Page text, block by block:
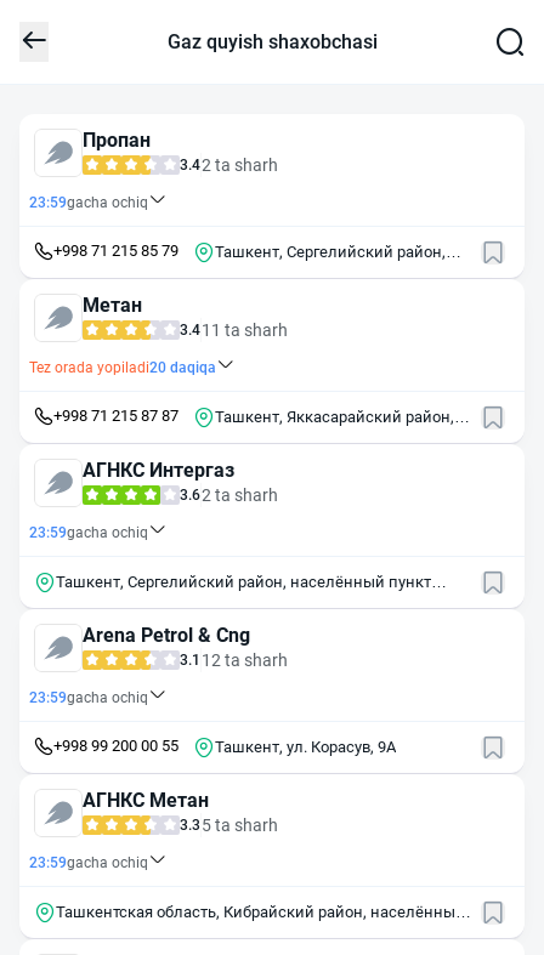
Gaz quyish shaxobchasi
Пропан
3.42 ta sharh
23:59gacha ochiq
+998 71 215 85 79
Ташкент, Сергелийский район,
Метан
3.411 ta sharh
Tez orada yopiladi20 daqiqa
+998 71 215 87 87
Ташкент, Яккасарайский район,
АГНКС Интергаз
3.62 ta sharh
23:59gacha ochiq
Ташкент, Сергелийский район, населённый пункт
Arena Petrol & Cng
3.1 12 ta sharh
23:59gacha ochiq
+998 99 200 00 55 Ташкент, ул. Корасув, 9А
АГНКС Метан
3.3 5 ta sharh
23:59gacha ochiq
Ташкентская область, Кибрайский район, населённый